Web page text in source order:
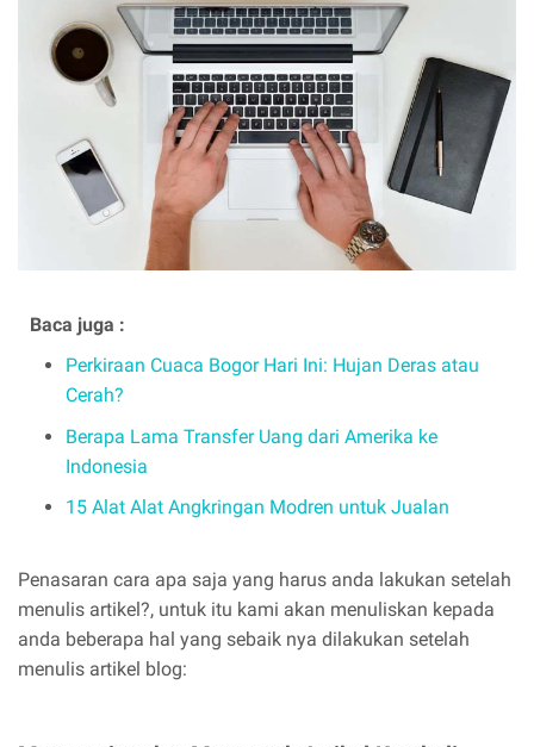
Baca juga :
Perkiraan Cuaca Bogor Hari Ini: Hujan Deras atau
Cerah?
Berapa Lama Transfer Uang dari Amerika ke
Indonesia
15 Alat Alat Angkringan Modren untuk Jualan
Penasaran cara apa saja yang harus anda lakukan setelah
menulis artikel?, untuk itu kami akan menuliskan kepada
anda beberapa hal yang sebaik nya dilakukan setelah
menulis artikel blog: